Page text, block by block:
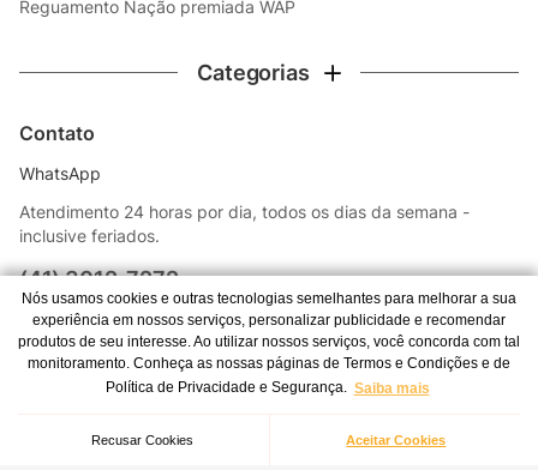
Nós usamos cookies e outras tecnologias semelhantes para melhorar a sua
experiência em nossos serviços, personalizar publicidade e recomendar
produtos de seu interesse. Ao utilizar nossos serviços, você concorda com tal
monitoramento. Conheça as nossas páginas de Termos e Condições e de
Política de Privacidade e Segurança. Saiba mais
Recusar Cookies Aceitar Cookies
Escova Rotativa Para Aspirador de Pó WAP Turbo Mob 2 em 1
Reguamento Nação premiada WAP
Categorias
Contato
WhatsApp
Atendimento 24 horas por dia, todos os dias da semana -
inclusive feriados.
(41) 3012-7272
Central de atendimento
Redes Sociais